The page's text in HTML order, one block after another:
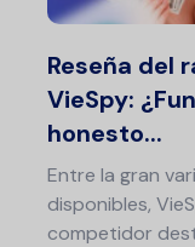
Reseña del
VieSpy:
honesto...
Entre la gran
disponibles,
competidor